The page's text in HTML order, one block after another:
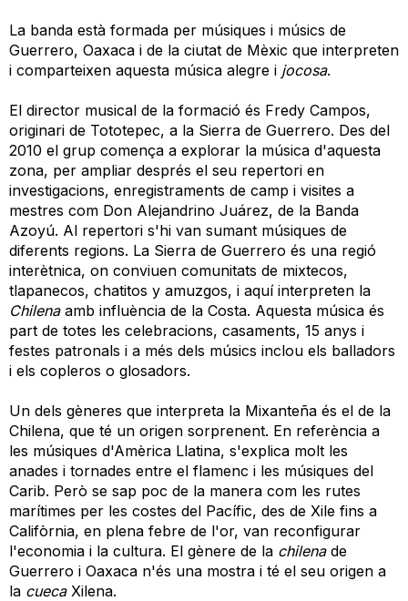
La banda està formada per músiques i músics de
Guerrero, Oaxaca i de la ciutat de Mèxic que interpreten
i comparteixen aquesta música alegre i jocosa.
El director musical de la formació és Fredy Campos,
originari de Tototepec, a la Sierra de Guerrero. Des del
2010 el grup comença a explorar la música d'aquesta
zona, per ampliar després el seu repertori en
investigacions, enregistraments de camp i visites a
mestres com Don Alejandrino Juárez, de la Banda
Azoyú. Al repertori s'hi van sumant músiques de
diferents regions. La Sierra de Guerrero és una regió
interètnica, on conviuen comunitats de mixtecos,
tlapanecos, chatitos y amuzgos, i aquí interpreten la
Chilena amb influència de la Costa. Aquesta música és
part de totes les celebracions, casaments, 15 anys i
festes patronals i a més dels músics inclou els balladors
i els copleros o glosadors.
Un dels gèneres que interpreta la Mixanteña és el de la
Chilena, que té un origen sorprenent. En referència a
les músiques d'Amèrica Llatina, s'explica molt les
anades i tornades entre el flamenc i les músiques del
Carib. Però se sap poc de la manera com les rutes
marítimes per les costes del Pacífic, des de Xile fins a
Califòrnia, en plena febre de l'or, van reconfigurar
l'economia i la cultura. El gènere de la chilena de
Guerrero i Oaxaca n'és una mostra i té el seu origen a
la cueca Xilena.